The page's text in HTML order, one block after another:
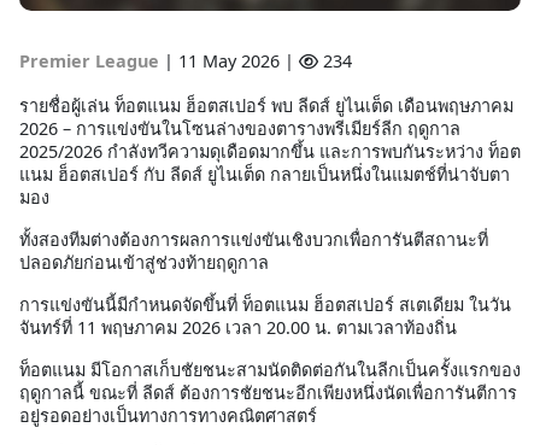
Premier League | 11 May 2026 |
234
รายชื่อผู้เล่น ท็อตแนม ฮ็อตสเปอร์ พบ ลีดส์ ยูไนเต็ด เดือนพฤษภาคม
2026 – การแข่งขันในโซนล่างของตารางพรีเมียร์ลีก ฤดูกาล
2025/2026 กำลังทวีความดุเดือดมากขึ้น และการพบกันระหว่าง ท็อต
แนม ฮ็อตสเปอร์ กับ ลีดส์ ยูไนเต็ด กลายเป็นหนึ่งในแมตช์ที่น่าจับตา
มอง
ทั้งสองทีมต่างต้องการผลการแข่งขันเชิงบวกเพื่อการันตีสถานะที่
ปลอดภัยก่อนเข้าสู่ช่วงท้ายฤดูกาล
การแข่งขันนี้มีกำหนดจัดขึ้นที่ ท็อตแนม ฮ็อตสเปอร์ สเตเดียม ในวัน
จันทร์ที่ 11 พฤษภาคม 2026 เวลา 20.00 น. ตามเวลาท้องถิ่น
ท็อตแนม มีโอกาสเก็บชัยชนะสามนัดติดต่อกันในลีกเป็นครั้งแรกของ
ฤดูกาลนี้ ขณะที่ ลีดส์ ต้องการชัยชนะอีกเพียงหนึ่งนัดเพื่อการันตีการ
อยู่รอดอย่างเป็นทางการทางคณิตศาสตร์